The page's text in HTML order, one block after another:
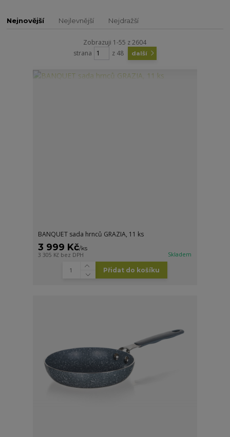
Nejnovější Nejlevnější Nejdražší
Zobrazuji 1-55 z 2604
strana
z 48 další
BANQUET sada hrnců GRAZIA, 11 ks
3 999 Kč/ks
3 305 Kč bez DPH Skladem
Přidat do košíku